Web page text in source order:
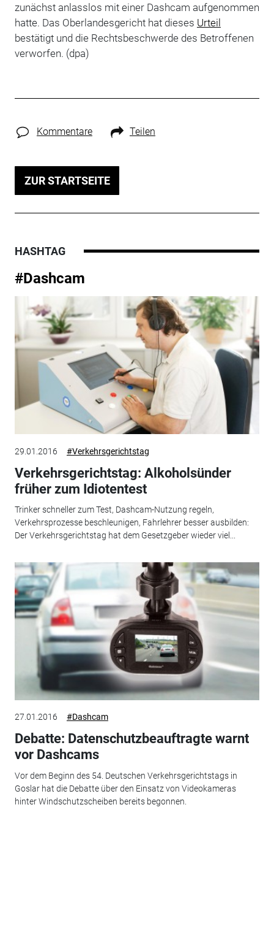
zunächst anlasslos mit einer Dashcam aufgenommen
hatte. Das Oberlandesgericht hat dieses Urteil
bestätigt und die Rechtsbeschwerde des Betroffenen
verworfen. (dpa)
Kommentare Teilen
ZUR STARTSEITE
HASHTAG
#Dashcam
29.01.2016 #Verkehrsgerichtstag
Verkehrsgerichtstag: Alkoholsünder
früher zum Idiotentest
Trinker schneller zum Test, Dashcam-Nutzung regeln,
Verkehrsprozesse beschleunigen, Fahrlehrer besser ausbilden:
Der Verkehrsgerichtstag hat dem Gesetzgeber wieder viel...
27.01.2016 #Dashcam
Debatte: Datenschutzbeauftragte warnt
vor Dashcams
Vor dem Beginn des 54. Deutschen Verkehrsgerichtstags in
Goslar hat die Debatte über den Einsatz von Videokameras
hinter Windschutzscheiben bereits begonnen.